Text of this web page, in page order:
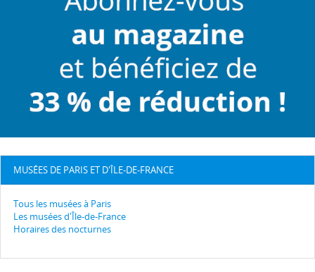
MUSÉES DE PARIS ET D'ÎLE-DE-FRANCE
Tous les musées à Paris
Les musées d'Île-de-France
Horaires des nocturnes